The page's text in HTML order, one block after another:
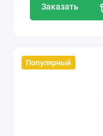
Заказать
Популярный